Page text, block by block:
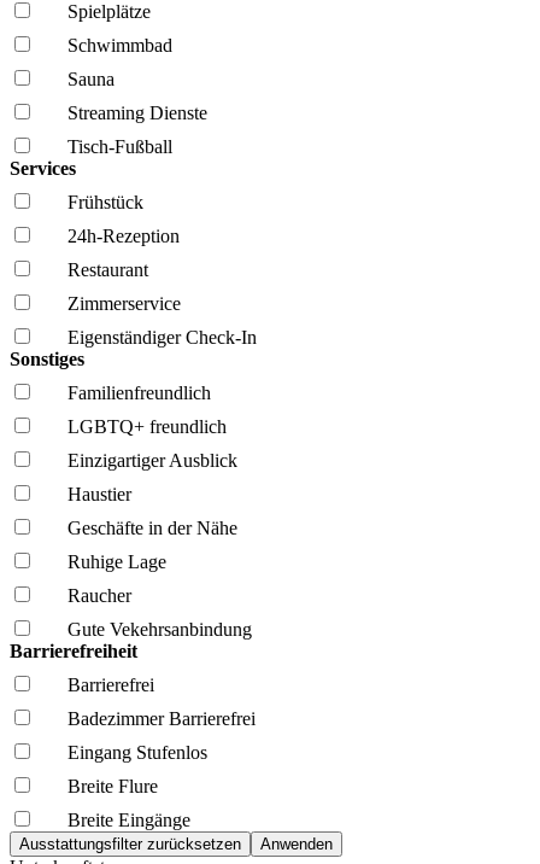
Spielplätze
Schwimmbad
Sauna
Streaming Dienste
Tisch-Fußball
Services
Frühstück
24h-Rezeption
Restaurant
Zimmerservice
Eigenständiger Check-In
Sonstiges
Familien­freundlich
LGBTQ+ freundlich
Einzigartiger Ausblick
Haustier
Geschäfte in der Nähe
Ruhige Lage
Raucher
Gute Vekehrsanbindung
Barrierefreiheit
Barrierefrei
Badezimmer Barrierefrei
Eingang Stufenlos
Breite Flure
Breite Eingänge